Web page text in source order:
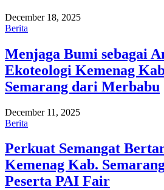
December 18, 2025
Berita
Menjaga Bumi sebagai
Ekoteologi Kemenag
Semarang dari Merbabu
December 11, 2025
Berita
Perkuat Semangat
Kemenag Kab.
Peserta PAI Fair